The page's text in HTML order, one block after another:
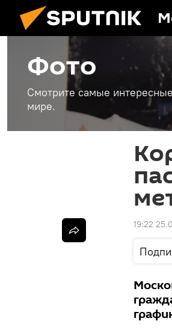
Фото
Смотрите самые
мире.
19:22